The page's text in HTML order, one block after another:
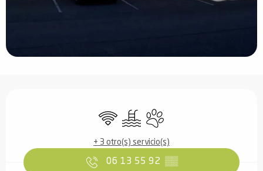
Wifi PiscinaSe aceptan animales
+ 3 otro(s) servicio(s)
06 13 55 92 ▒▒